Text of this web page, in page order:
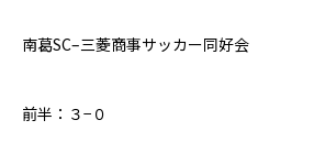
南葛SC–三菱商事サッカー同好会
前半：３−０